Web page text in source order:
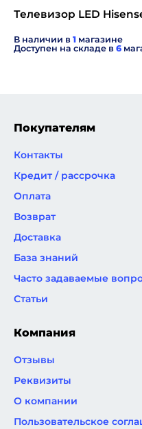
Телевизор LED
В наличии в 1 магазине
Доступен на складе в 6
Покупателям
Контакты
Кредит / рассрочка
Оплата
Возврат
Доставка
База знаний
Часто задаваемые
Статьи
Компания
Отзывы
Реквизиты
О компании
Пользовательское